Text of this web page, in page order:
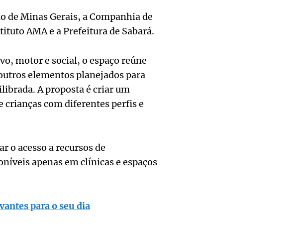
de Minas Gerais, a Companhia de
AMA e a Prefeitura de Sabará.
motor e social, o espaço reúne
elementos planejados para
A proposta é criar um
crianças com diferentes perfis e
o acesso a recursos de
apenas em clínicas e espaços
para o seu dia